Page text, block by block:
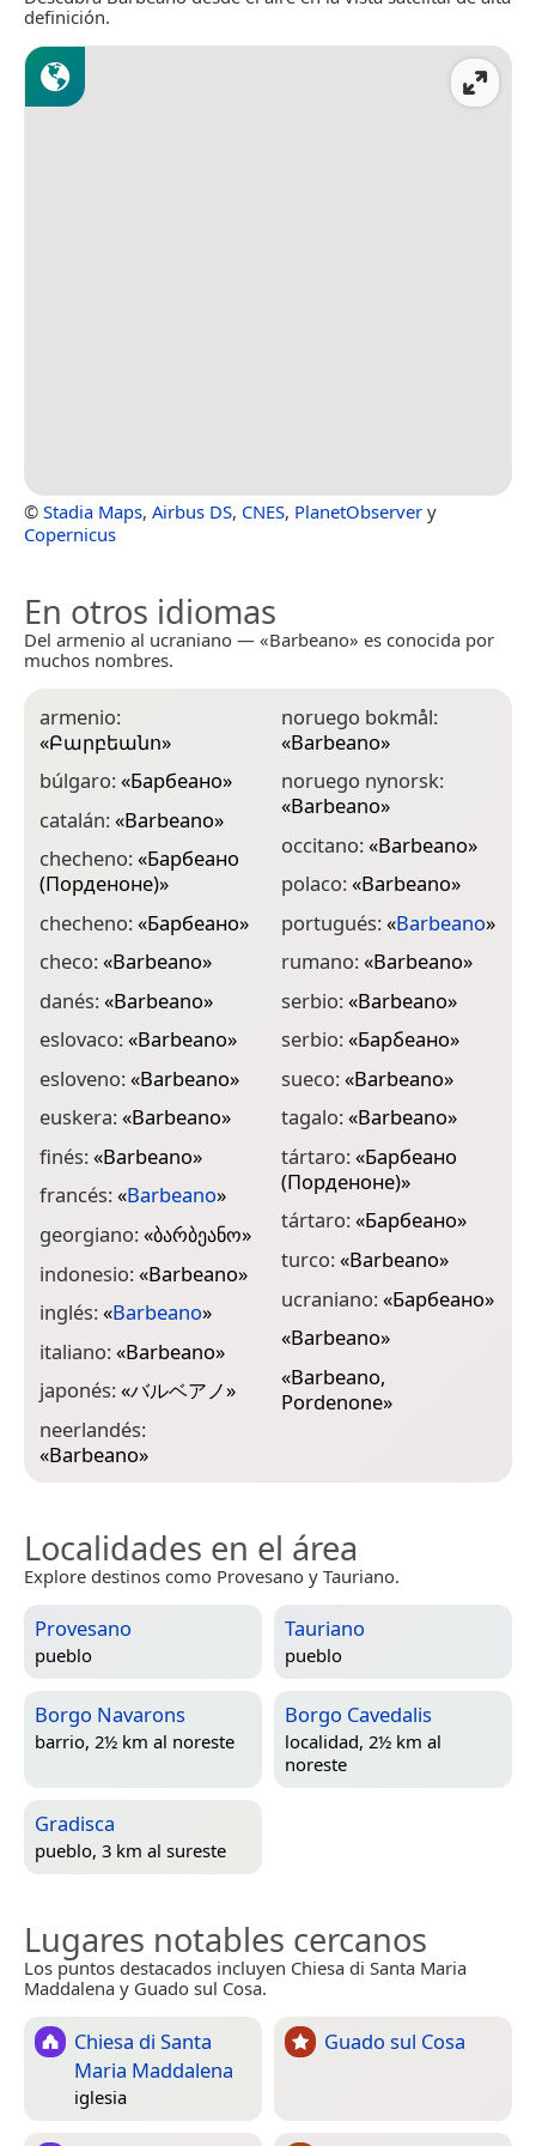
definición.
© Stadia Maps, Airbus DS, CNES, PlanetObserver y
Copernicus
En otros idiomas
Del armenio al ucraniano — «Barbeano» es conocida por
muchos nombres.
armenio:
«Բարբեանո»
búlgaro:«Барбеано»
catalán:«Barbeano»
checheno:«Барбеано
(Порденоне)»
checheno:«Барбеано»
checo:«Barbeano»
danés:«Barbeano»
eslovaco:«Barbeano»
esloveno:«Barbeano»
euskera:«Barbeano»
finés:«Barbeano»
francés:«Barbeano»
georgiano:«ბარბეანო»
indonesio:«Barbeano»
inglés:«Barbeano»
italiano:«Barbeano»
japonés:«バルベアノ»
neerlandés:
«Barbeano»
noruego bokmål:
«Barbeano»
noruego nynorsk:
«Barbeano»
occitano:«Barbeano»
polaco:«Barbeano»
portugués:«Barbeano»
rumano:«Barbeano»
serbio:«Barbeano»
serbio:«Барбеано»
sueco:«Barbeano»
tagalo:«Barbeano»
tártaro:«Барбеано
(Порденоне)»
tártaro:«Барбеано»
turco:«Barbeano»
ucraniano:«Барбеано»
«Barbeano»
«Barbeano,
Pordenone»
Localidades en el área
Explore destinos como Provesano y Tauriano.
Provesano
pueblo
Tauriano
pueblo
Borgo Navarons
barrio, 2½ km al noreste
Borgo Cavedalis
localidad, 2½ km al
noreste
Gradisca
pueblo, 3 km al sureste
Lugares notables cercanos
Los puntos destacados incluyen Chiesa di Santa Maria
Maddalena y Guado sul Cosa.
Chiesa di Santa
Maria Maddalena
iglesia
Guado sul Cosa